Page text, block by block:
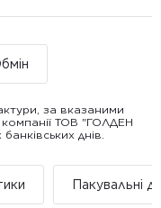
за вказаними
ТОВ "ГОЛДЕН
днів.
кур’єра.
Пакувальні